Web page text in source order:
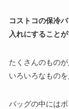
コストコの保冷
入れにすることが
たくさんのもの
いろいろなもの
バッグの中には